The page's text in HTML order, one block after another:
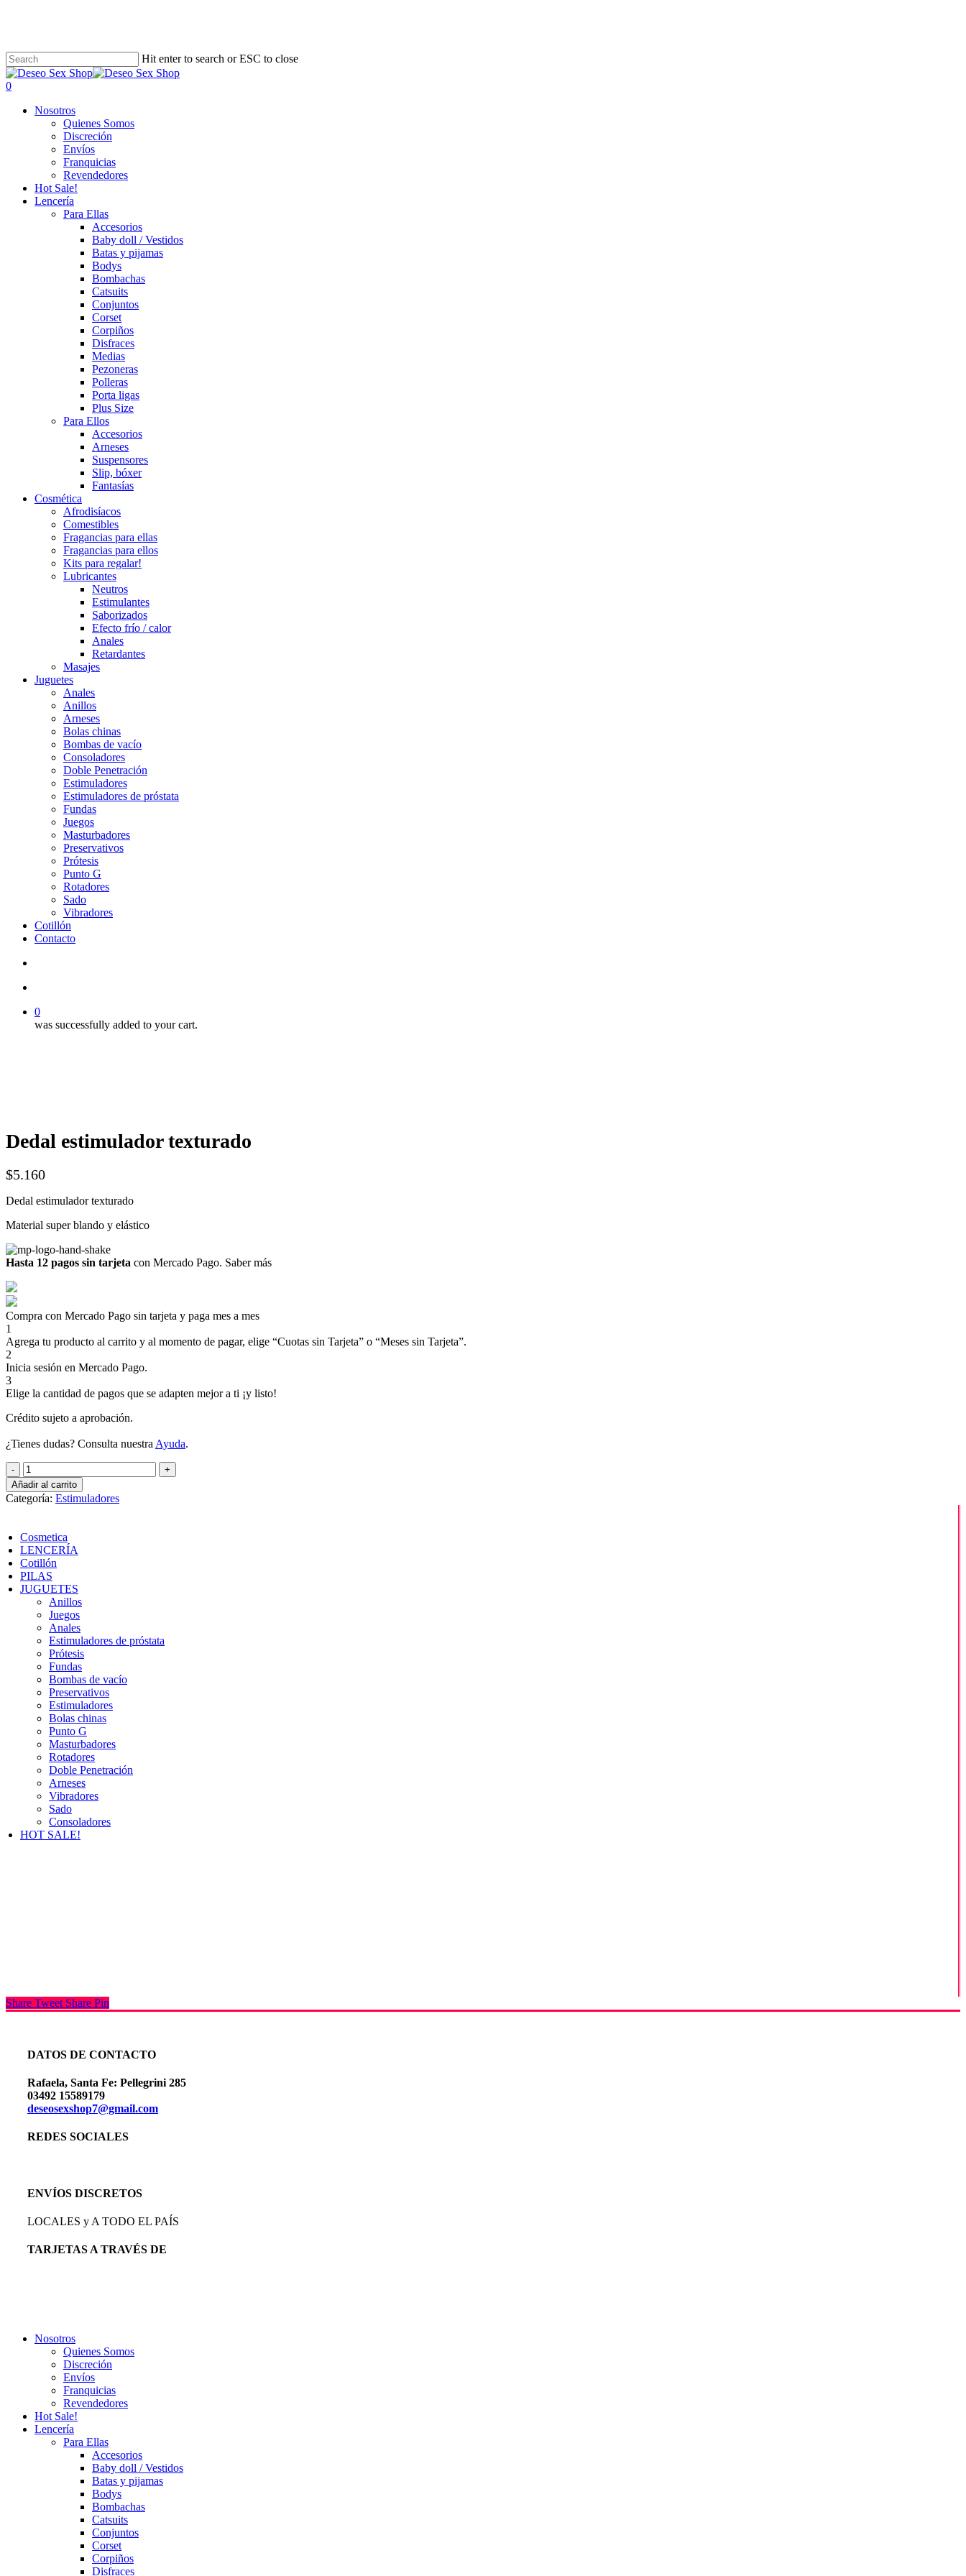
content
Hit enter to search or ESC to close
search
account
0
Nosotros
Quienes Somos
Discreción
Envíos
Franquicias
Revendedores
Hot Sale!
Lencería
Para Ellas
Accesorios
Baby doll / Vestidos
Batas y pijamas
Bodys
Bombachas
Catsuits
Conjuntos
Corset
Corpiños
Disfraces
Medias
Pezoneras
Polleras
Porta ligas
Plus Size
Para Ellos
Accesorios
Arneses
Suspensores
Slip, bóxer
Fantasías
Cosmética
Afrodisíacos
Comestibles
Fragancias para ellas
Fragancias para ellos
Kits para regalar!
Lubricantes
Neutros
Estimulantes
Saborizados
Efecto frío / calor
Anales
Retardantes
Masajes
Juguetes
Anales
Anillos
Arneses
Bolas chinas
Bombas de vacío
Consoladores
Doble Penetración
Estimuladores
Estimuladores de próstata
Fundas
Juegos
Masturbadores
Preservativos
Prótesis
Punto G
Rotadores
Sado
Vibradores
Cotillón
Contacto
0
was successfully added to your cart.
Dedal estimulador texturado
$5.160
Dedal estimulador texturado
Material super blando y elástico
Hasta 12 pagos sin tarjeta con Mercado Pago. Saber más
Compra con Mercado Pago sin tarjeta y paga mes a mes
1
Agrega tu producto al carrito y al momento de pagar, elige “Cuotas sin Tarjeta” o “Meses sin Tarjeta”.
2
Inicia sesión en Mercado Pago.
3
Elige la cantidad de pagos que se adapten mejor a ti ¡y listo!
Crédito sujeto a aprobación.
¿Tienes dudas? Consulta nuestra Ayuda.
Dedal
estimulador
texturado
cantidad
Añadir al carrito
Categoría: Estimuladores
Cosmetica
LENCERÍA
Cotillón
PILAS
JUGUETES
Anillos
Juegos
Anales
Estimuladores de próstata
Prótesis
Fundas
Bombas de vacío
Preservativos
Estimuladores
Bolas chinas
Punto G
Masturbadores
Rotadores
Doble Penetración
Arneses
Vibradores
Sado
Consoladores
HOT SALE!
Share Tweet Share Pin
DATOS DE CONTACTO
Rafaela, Santa Fe: Pellegrini 285
03492 15589179
deseosexshop7@gmail.com
REDES SOCIALES
ENVÍOS DISCRETOS
LOCALES y A TODO EL PAÍS
TARJETAS A TRAVÉS DE
Close
Nosotros
Quienes Somos
Discreción
Envíos
Franquicias
Revendedores
Hot Sale!
Lencería
Para Ellas
Accesorios
Baby doll / Vestidos
Batas y pijamas
Bodys
Bombachas
Catsuits
Conjuntos
Corset
Corpiños
Disfraces